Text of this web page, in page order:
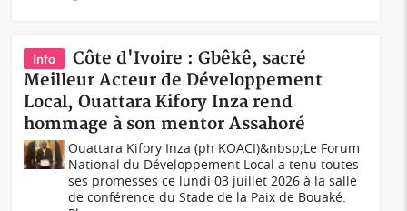
Info
Côte d'Ivoire : Gbêkê, sacré
Meilleur Acteur de Développement
Local, Ouattara Kifory Inza rend
hommage à son mentor Assahoré
Ouattara Kifory Inza (ph KOACI)&nbsp;Le Forum
National du Développement Local a tenu toutes
ses promesses ce lundi 03 juillet 2026 à la salle
de conférence du Stade de la Paix de Bouaké.